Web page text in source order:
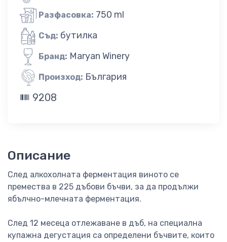
Разфасовка: 750 ml
Съд: бутилка
Бранд: Maryan Winery
Произход: България
9208
Описание
След алкохолната ферментация виното се
премества в 225 дъбови бъчви, за да продължи
ябълчно-млечната ферментация.
След 12 месеца отлежаване в дъб, на специална
купажна дегустация са определени бъчвите, които